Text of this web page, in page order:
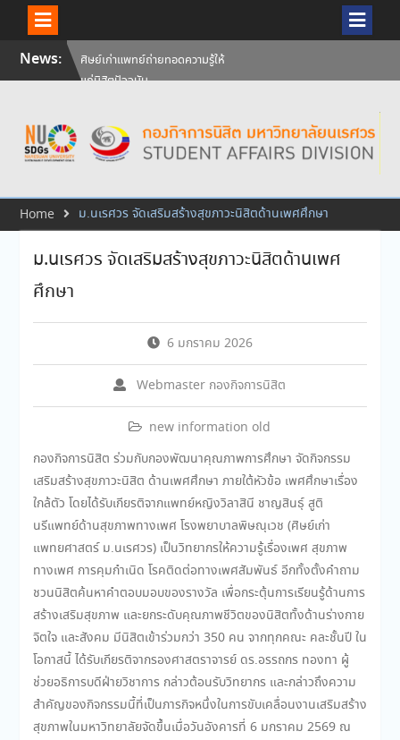
SkipNews:
ศิษย์เก่าแพทย์ถ่ายทอดความรู้ให้
แก่นิสิตปัจจุบัน
นเรศวร ครบรอบ 36 ปี 29
กรกฎาคม 2569
สัมภาษณ์นิสิตเพื่อพิจารณาเข้ารับ
ประจำปีการศึกษา 256
Home ม.นเรศวร จัดเสริมสร้างสุขภาวะนิสิตด้านเพศศึกษา
ม.นเรศวร จัดเสริมสร้างสุขภาวะนิสิตด้านเพศ
ศึกษา
6 มกราคม 2026
Webmaster กองกิจการนิสิต
new information old
กองกิจการนิสิต ร่วมกับกองพัฒนาคุณภาพการศึกษา จัดกิจกรรม
เสริมสร้างสุขภาวะนิสิต ด้านเพศศึกษา ภายใต้หัวข้อ เพศศึกษาเรื่อง
ใกล้ตัว โดยได้รับเกียรติจากแพทย์หญิงวิลาสินี ชาญสินธุ์ สูติ
นรีแพทย์ด้านสุขภาพทางเพศ โรงพยาบาลพิษณุเวช (ศิษย์เก่า
แพทยศาสตร์ ม.นเรศวร) เป็นวิทยากรให้ความรู้เรื่องเพศ สุขภาพ
ทางเพศ การคุมกำเนิด โรคติดต่อทางเพศสัมพันธ์ อีกทั้งตั้งคำถาม
ชวนนิสิตค้นหาคำตอบมอบของรางวัล เพื่อกระตุ้นการเรียนรู้ด้านการ
สร้างเสริมสุขภาพ และยกระดับคุณภาพชีวิตของนิสิตทั้งด้านร่างกาย
จิตใจ และสังคม มีนิสิตเข้าร่วมกว่า 350 คน จากทุกคณะ คละชั้นปี ใน
โอกาสนี้ ได้รับเกียรติจากรองศาสตราจารย์ ดร.อรรถกร ทองทา ผู้
ช่วยอธิการบดีฝ่ายวิชาการ กล่าวต้อนรับวิทยากร และกล่าวถึงความ
สำคัญของกิจกรรมนี้ที่เป็นภารกิจหนึ่งในการขับเคลื่อนงานเสริมสร้าง
สุขภาพในมหาวิทยาลัยจัดขึ้นเมื่อวันอังคารที่ 6 มกราคม 2569 ณ